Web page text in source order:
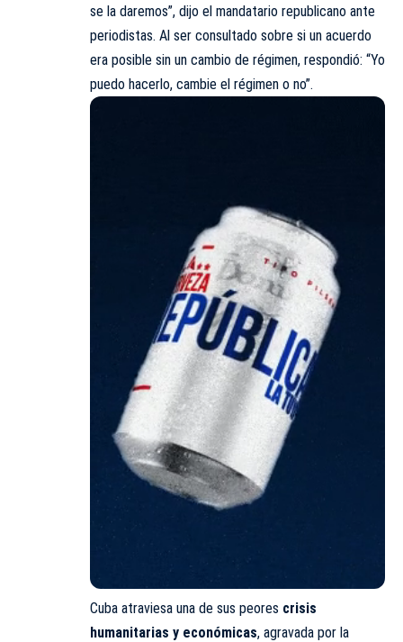
se la daremos”, dijo el mandatario republicano ante
periodistas. Al ser consultado sobre si un acuerdo
era posible sin un cambio de régimen, respondió: “Yo
puedo hacerlo, cambie el régimen o no”.
Cuba atraviesa una de sus peores crisis
humanitarias y económicas, agravada por la